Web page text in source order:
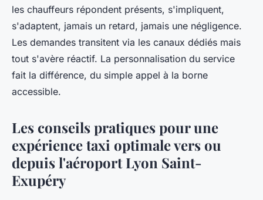
les chauffeurs répondent présents, s'impliquent,
s'adaptent, jamais un retard, jamais une négligence.
Les demandes transitent via les canaux dédiés mais
tout s'avère réactif. La personnalisation du service
fait la différence, du simple appel à la borne
accessible.
Les conseils pratiques pour une
expérience taxi optimale vers ou
depuis l'aéroport Lyon Saint-
Exupéry